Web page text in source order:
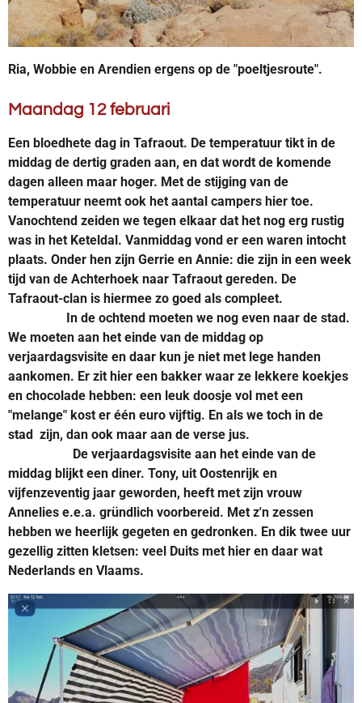
Ria, Wobbie en Arendien ergens op de "poeltjesroute".
Maandag 12 februari
Een bloedhete dag in Tafraout. De temperatuur tikt in de
middag de dertig graden aan, en dat wordt de komende
dagen alleen maar hoger. Met de stijging van de
temperatuur neemt ook het aantal campers hier toe.
Vanochtend zeiden we tegen elkaar dat het nog erg rustig
was in het Keteldal. Vanmiddag vond er een waren intocht
plaats. Onder hen zijn Gerrie en Annie: die zijn in een week
tijd van de Achterhoek naar Tafraout gereden. De
Tafraout-clan is hiermee zo goed als compleet.
In de ochtend moeten we nog even naar de stad.
We moeten aan het einde van de middag op
verjaardagsvisite en daar kun je niet met lege handen
aankomen. Er zit hier een bakker waar ze lekkere koekjes
en chocolade hebben: een leuk doosje vol met een
"melange" kost er één euro vijftig. En als we toch in de
stad zijn, dan ook maar aan de verse jus.
De verjaardagsvisite aan het einde van de
middag blijkt een diner. Tony, uit Oostenrijk en
vijfenzeventig jaar geworden, heeft met zijn vrouw
Annelies e.e.a. gründlich voorbereid. Met z'n zessen
hebben we heerlijk gegeten en gedronken. En dik twee uur
gezellig zitten kletsen: veel Duits met hier en daar wat
Nederlands en Vlaams.